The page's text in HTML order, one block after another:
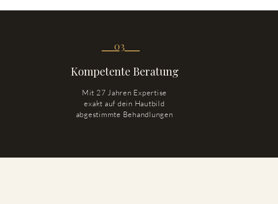
03
Kompetente Beratung
Mit 27 Jahren Expertise
exakt auf dein Hautbild
abgestimmte Behandlungen